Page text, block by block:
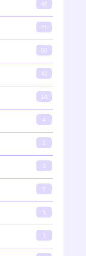
48
41
50
42
14
4
2
3
7
1
1